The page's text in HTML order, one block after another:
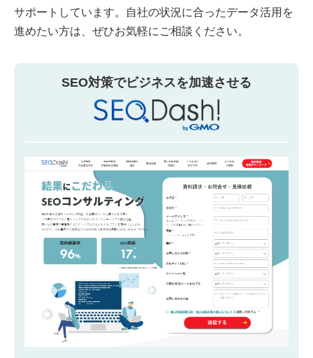
サポートしています。自社の状況に合ったデータ活用を
進めたい方は、ぜひお気軽にご相談ください。
SEO対策でビジネスを加速させる